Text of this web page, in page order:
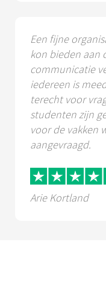
Een fijne
kon bieden aan
communicatie
iedereen is
terecht voor
studenten zijn
voor de vakken
aangevraagd.
Arie Kortland